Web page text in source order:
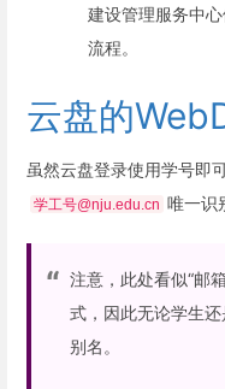
建设管理服务中
流程。
云盘的
虽然云盘登录使用学号即
学工号@nju.edu.cn 唯一识
注意，此处看似“邮
式，因此无论学生
别名。